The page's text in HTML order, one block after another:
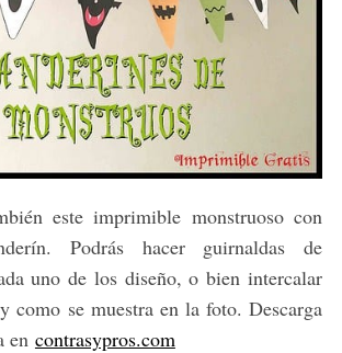
este imprimible monstruoso con
Podrás hacer guirnaldas de
uno de los diseño, o bien intercalar
como se muestra en la foto. Descarga
en contrasypros.com